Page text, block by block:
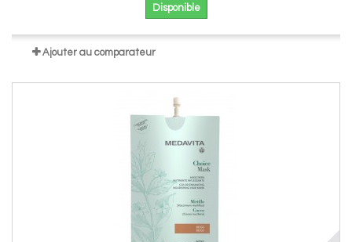
Disponible
Ajouter au comparateur